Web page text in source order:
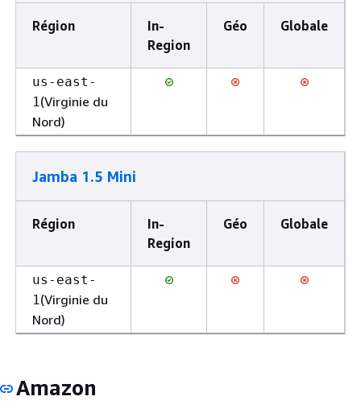
Région
In-
Region
Géo Globale
us-east-
1(Virginie du
Nord)
Jamba 1.5 Mini
Région
In-
Region
Géo Globale
us-east-
1(Virginie du
Nord)
Amazon